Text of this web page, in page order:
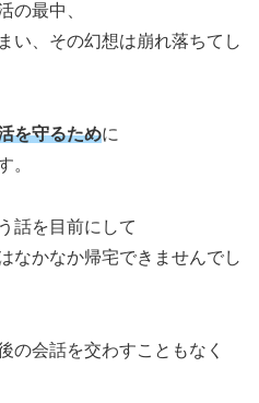
の最中、
い、その幻想は崩れ落ちてし
を守るために
。
話を目前にして
なかなか帰宅できませんでし
の会話を交わすこともなく